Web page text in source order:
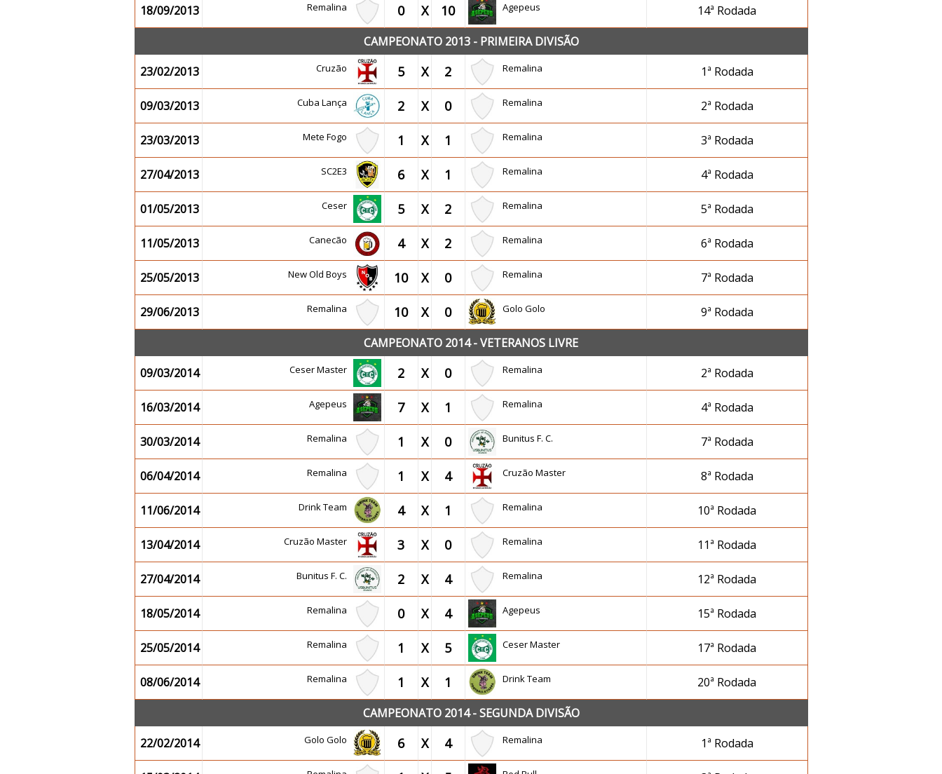
18/09/2013 Remalina 0 X 10 Agepeus
14ª Rodada
CAMPEONATO 2013 - PRIMEIRA DIVISÃO
23/02/2013
Cruzão 5 X 2 Remalina 1ª Rodada
09/03/2013 Cuba Lança 2 X 0 Remalina 2ª Rodada
23/03/2013 Mete Fogo 1 X 1 Remalina 3ª Rodada
27/04/2013 SC2E3 6 X 1 Remalina 4ª Rodada
01/05/2013 Ceser 5 X 2 Remalina 5ª Rodada
11/05/2013 Canecão 4 X 2 Remalina 6ª Rodada
25/05/2013 New Old Boys 10 X 0 Remalina 7ª Rodada
29/06/2013 Remalina 10 X 0 Golo Golo
9ª Rodada
CAMPEONATO 2014 - VETERANOS LIVRE
09/03/2014
Ceser Master 2 X 0 Remalina 2ª Rodada
16/03/2014 Agepeus 7 X 1 Remalina 4ª Rodada
30/03/2014 Remalina 1 X 0 Bunitus F. C. 7ª Rodada
06/04/2014 Remalina 1 X 4 Cruzão Master 8ª Rodada
11/06/2014 Drink Team 4 X 1 Remalina 10ª Rodada
13/04/2014 Cruzão Master 3 X 0 Remalina 11ª Rodada
27/04/2014 Bunitus F. C. 2 X 4 Remalina 12ª Rodada
18/05/2014 Remalina 0 X 4 Agepeus 15ª Rodada
25/05/2014 Remalina 1 X 5 Ceser Master 17ª Rodada
08/06/2014 Remalina 1 X 1 Drink Team
20ª Rodada
CAMPEONATO 2014 - SEGUNDA DIVISÃO
22/02/2014
Golo Golo 6 X 4 Remalina 1ª Rodada